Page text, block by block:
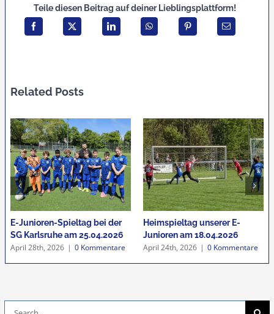
Suche
Teile diesen Beitrag auf deiner Lieblingsplattform!
Related Posts
E-Junioren-Spieltag bei der
SG Karlsruhe am 25.04.2026
April 28th, 2026 | 0 Kommentare
Heimspieltag unserer E-
Junioren am 18.04.2026
April 24th, 2026 | 0 Kommentare